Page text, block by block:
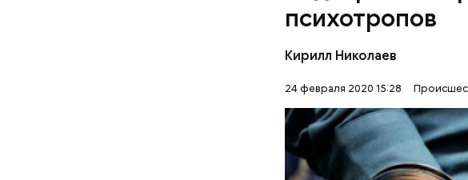
психотропов
Кирилл Николаев
24 февраля 2020 15:28
Граждане РФ были
изъяли
массой около 196
МИНСК РОССИЯ